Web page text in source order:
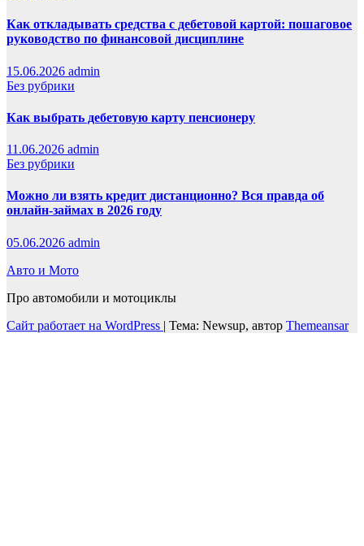
Как откладывать средства с дебетовой картой: пошаговое
руководство по финансовой дисциплине
15.06.2026 admin
Без рубрики
Как выбрать дебетовую карту пенсионеру
11.06.2026 admin
Без рубрики
Можно ли взять кредит дистанционно? Вся правда об
онлайн-займах в 2026 году
05.06.2026 admin
Авто и Мото
Про автомобили и мотоциклы
Сайт работает на WordPress | Тема: Newsup, автор Themeansar